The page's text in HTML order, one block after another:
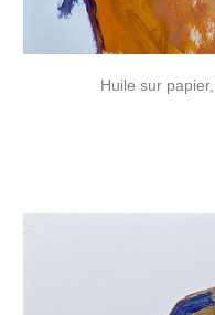
Huile sur